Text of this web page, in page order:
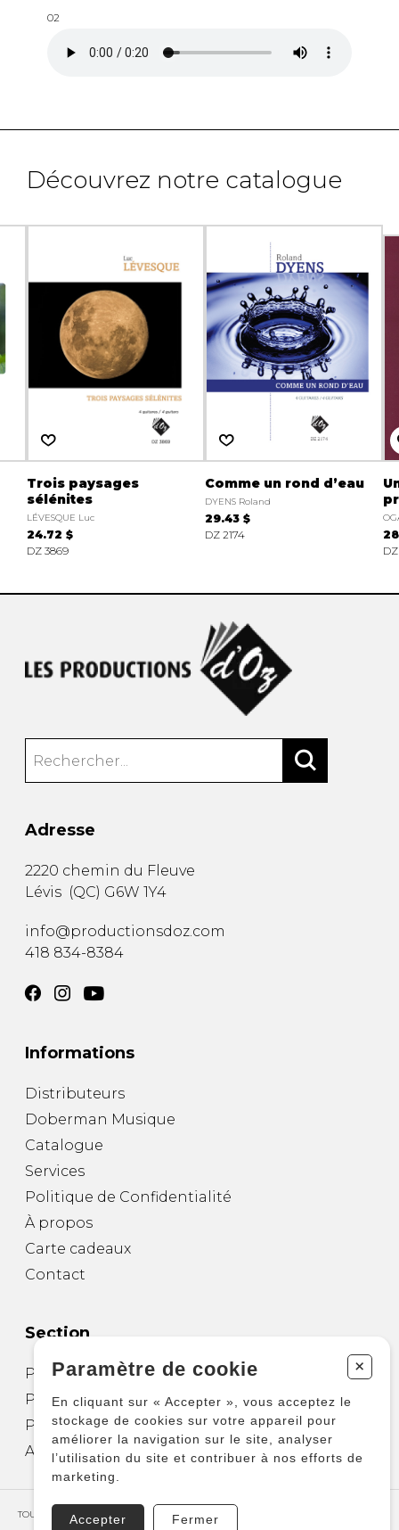
02
Découvrez notre catalogue
Trois paysages
sélénites
LÉVESQUE Luc
24.72 $
DZ 3869
Comme un rond d’eau
DYENS Roland
29.43 $
DZ 2174
Adresse
2220 chemin du Fleuve
Lévis (QC) G6W 1Y4
info@productionsdoz.com
418 834-8384
Informations
Distributeurs
Doberman Musique
Catalogue
Services
Politique de Confidentialité
À propos
Carte cadeaux
Contact
Section
Partitions pour guitare
Partitions pour autres instruments
Partitions pour ensembles
Autres produits
TOUS DROITS RÉSERVÉS © COPYRIGHT 2026 – PRODUCTIONS D'OZ
Paramètre de cookie +
En cliquant sur « Accepter », vous acceptez le
stockage de cookies sur votre appareil pour
améliorer la navigation sur le site, analyser
l’utilisation du site et contribuer à nos efforts de
marketing.
Accepter Fermer